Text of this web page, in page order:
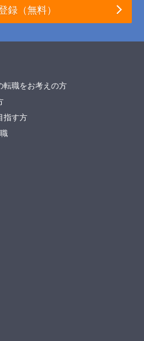
録（無料）
転職をお考えの方
指す方